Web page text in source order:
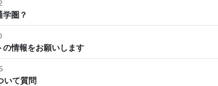
学圏？
の情報をお願いします
いて質問